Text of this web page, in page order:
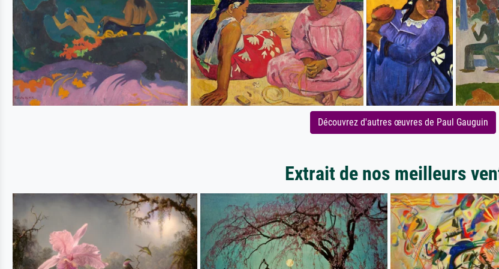
Découvrez d'autres œuvres de Paul Gauguin
Extrait de nos meilleurs